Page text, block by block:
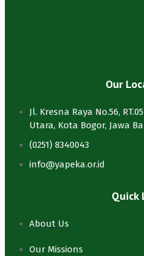
Our
Jl. Kresna Raya No.56,
Utara, Kota Bogor, Jawa
(0251) 8340043
info@yapeka.or.id
Quick
About Us
Our Missions